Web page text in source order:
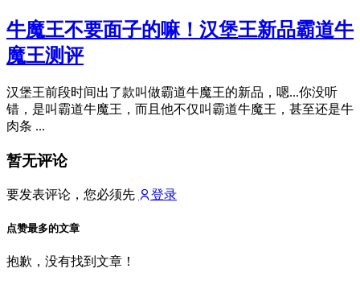
牛魔王不要面子的嘛！汉堡王新品霸道牛
魔王测评
汉堡王前段时间出了款叫做霸道牛魔王的新品，嗯...你没听
错，是叫霸道牛魔王，而且他不仅叫霸道牛魔王，甚至还是牛
肉条 ...
暂无评论
要发表评论，您必须先 登录
点赞最多的文章
抱歉，没有找到文章！